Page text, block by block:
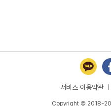
서비스 이용약관
Copyright © 2018-